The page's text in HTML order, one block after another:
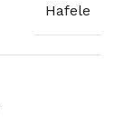
Hafele